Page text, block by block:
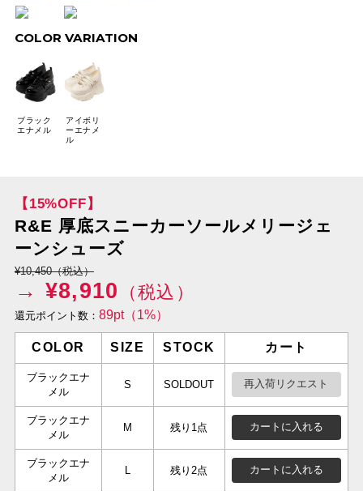
COLOR VARIATION
ブラック
エナメル
アイボリ
ーエナメ
ル
【15%OFF】
R&E 厚底スニーカーソールメリージェ
ーンシューズ
¥10,450（税込）
→ ¥8,910 （税込）
還元ポイント数： 89pt（1%）
COLOR SIZE STOCK カート
ブラックエナ
メル
S SOLDOUT 再入荷リクエスト
ブラックエナ
メル
M 残り1点 カートに入れる
ブラックエナ
メル
残り2点 カートに入れる